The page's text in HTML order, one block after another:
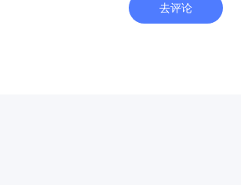
去评论